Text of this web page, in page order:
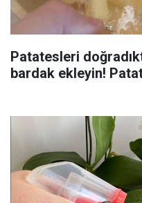
Patatesleri
bardak ekleyin!